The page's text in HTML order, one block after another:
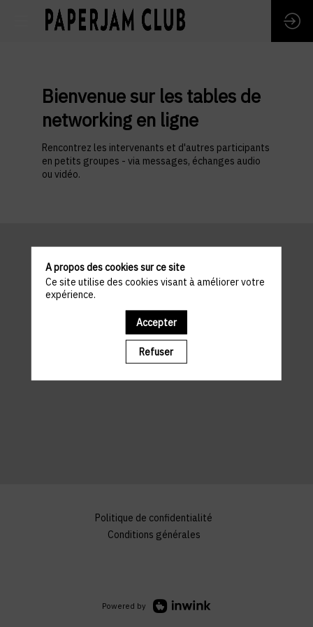
Bienvenue sur les tables de
networking en ligne
Rencontrez les intervenants et d'autres participants
en petits groupes - via messages, échanges audio
ou vidéo.
Politique de confidentialité
Conditions générales
Powered by
A propos des cookies sur ce site
Ce site utilise des cookies visant à améliorer votre
expérience.
Accepter
Refuser